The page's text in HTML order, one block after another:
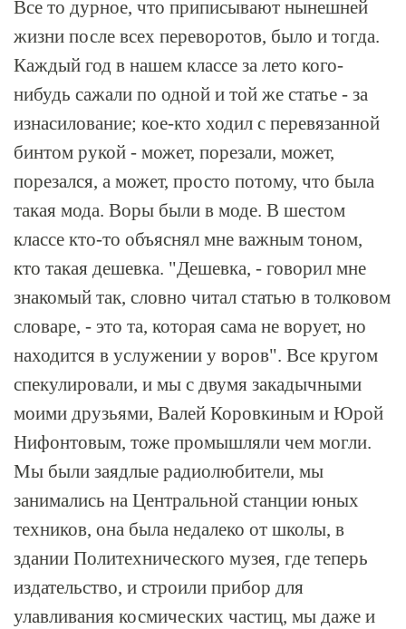
Все то дурное, что приписывают нынешней
жизни после всех переворотов, было и тогда.
Каждый год в нашем классе за лето кого-
нибудь сажали по одной и той же статье - за
изнасилование; кое-кто ходил с перевязанной
бинтом рукой - может, порезали, может,
порезался, а может, просто потому, что была
такая мода. Воры были в моде. В шестом
классе кто-то объяснял мне важным тоном,
кто такая дешевка. "Дешевка, - говорил мне
знакомый так, словно читал статью в толковом
словаре, - это та, которая сама не ворует, но
находится в услужении у воров". Все кругом
спекулировали, и мы с двумя закадычными
моими друзьями, Валей Коровкиным и Юрой
Нифонтовым, тоже промышляли чем могли.
Мы были заядлые радиолюбители, мы
занимались на Центральной станции юных
техников, она была недалеко от школы, в
здании Политехнического музея, где теперь
издательство, и строили прибор для
улавливания космических частиц, мы даже и